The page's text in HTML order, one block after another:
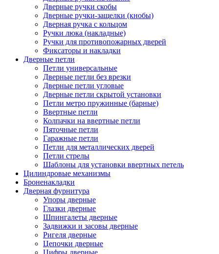
Дверные ручки скобы
Дверные ручки-защелки (кнобы)
Дверная ручка с кольцом
Ручки люка (накладные)
Ручки для противопожарных дверей
Фиксаторы и накладки
Дверные петли
Петли универсальные
Дверные петли без врезки
Дверные петли угловые
Дверные петли скрытой установки
Петли метро пружинные (барные)
Ввертные петли
Колпачки на ввертные петли
Пяточные петли
Гаражные петли
Петли для металлических дверей
Петли стрелы
Шаблоны для установки ввертных петель
Цилиндровые механизмы
Броненакладки
Дверная фурнитура
Упоры дверные
Глазки дверные
Шпингалеты дверные
Задвижки и засовы дверные
Ригеля дверные
Цепочки дверные
Цифры дверные